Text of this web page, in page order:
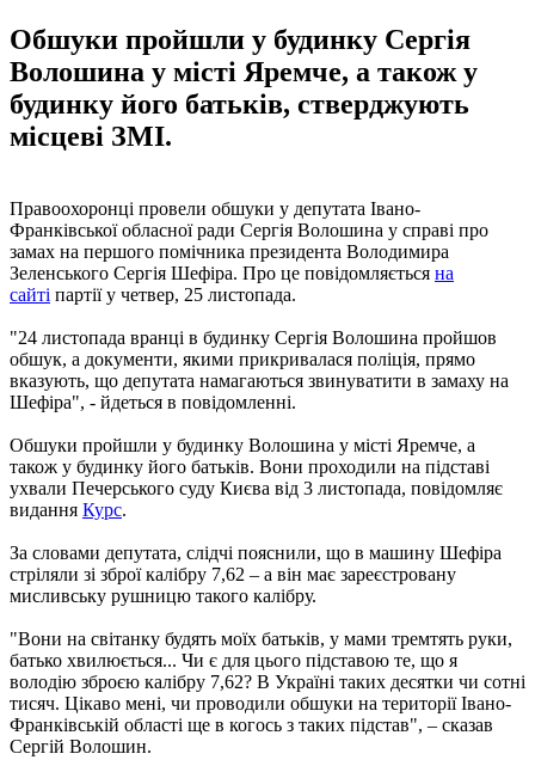
Обшуки пройшли у будинку Сергія
Волошина у місті Яремче, а також у
будинку його батьків, стверджують
місцеві ЗМІ.
Правоохоронці провели обшуки у депутата Івано-
Франківської обласної ради Сергія Волошина у справі про
замах на першого помічника президента Володимира
Зеленського Сергія Шефіра. Про це повідомляється на
сайті партії у четвер, 25 листопада.
"24 листопада вранці в будинку Сергія Волошина пройшов
обшук, а документи, якими прикривалася поліція, прямо
вказують, що депутата намагаються звинуватити в замаху на
Шефіра", - йдеться в повідомленні.
Обшуки пройшли у будинку Волошина у місті Яремче, а
також у будинку його батьків. Вони проходили на підставі
ухвали Печерського суду Києва від 3 листопада, повідомляє
видання Курс.
За словами депутата, слідчі пояснили, що в машину Шефіра
стріляли зі зброї калібру 7,62 – а він має зареєстровану
мисливську рушницю такого калібру.
"Вони на світанку будять моїх батьків, у мами тремтять руки,
батько хвилюється... Чи є для цього підставою те, що я
володію зброєю калібру 7,62? В Україні таких десятки чи сотні
тисяч. Цікаво мені, чи проводили обшуки на території Івано-
Франківській області ще в когось з таких підстав", – сказав
Сергій Волошин.